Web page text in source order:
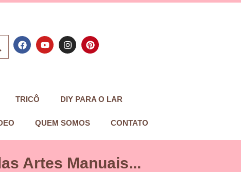
TRICÔ DIY PARA O LAR
QUEM SOMOS CONTATO
Artes Manuais...